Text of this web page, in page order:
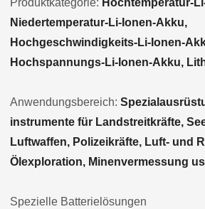
Produktkategorie: Hochtemperatur-
Niedertemperatur-Li-Ionen-Akku,
Hochgeschwindigkeits-Li-Ionen-
Hochspannungs-Li-Ionen-Akku,
Anwendungsbereich:
instrumente für Landstreitkräfte,
Luftwaffen, Polizeikräfte, Luft- und
Ölexploration, Minenvermessung
Spezielle Batterielösungen